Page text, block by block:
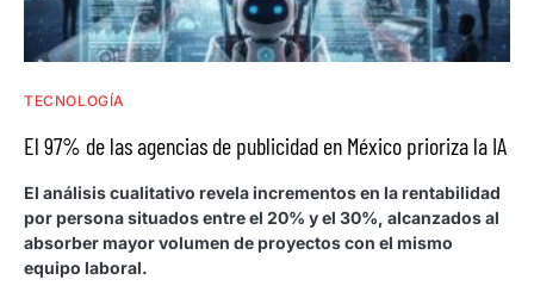
TECNOLOGÍA
El 97% de las agencias de publicidad en México prioriza la IA
El análisis cualitativo revela incrementos en la rentabilidad
por persona situados entre el 20% y el 30%, alcanzados al
absorber mayor volumen de proyectos con el mismo
equipo laboral.